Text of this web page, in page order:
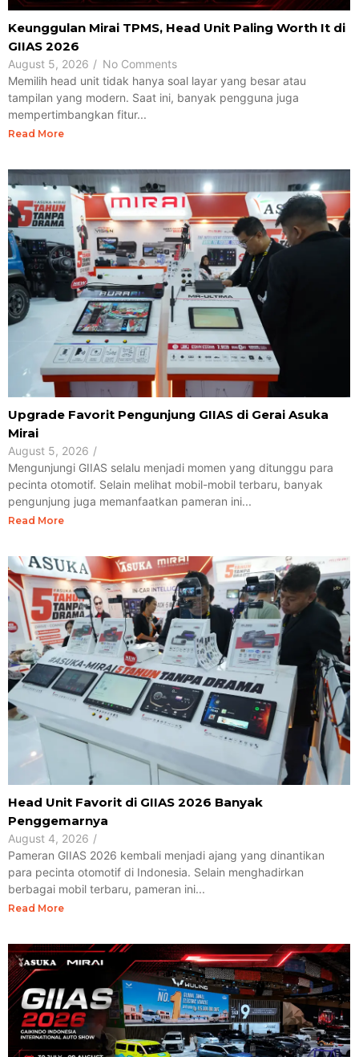
Keunggulan Mirai TPMS, Head Unit Paling Worth It di
GIIAS 2026
August 5, 2026 / No Comments
Memilih head unit tidak hanya soal layar yang besar atau
tampilan yang modern. Saat ini, banyak pengguna juga
mempertimbangkan fitur...
Read More
Upgrade Favorit Pengunjung GIIAS di Gerai Asuka
Mirai
August 5, 2026 /
Mengunjungi GIIAS selalu menjadi momen yang ditunggu para
pecinta otomotif. Selain melihat mobil-mobil terbaru, banyak
pengunjung juga memanfaatkan pameran ini...
Read More
Head Unit Favorit di GIIAS 2026 Banyak
Penggemarnya
August 4, 2026 /
Pameran GIIAS 2026 kembali menjadi ajang yang dinantikan
para pecinta otomotif di Indonesia. Selain menghadirkan
berbagai mobil terbaru, pameran ini...
Read More